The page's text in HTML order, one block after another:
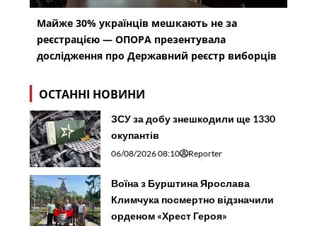
Майже 30% українців мешкають не за
реєстрацією — ОПОРА презентувала
дослідження про Державний реєстр виборців
ОСТАННІ НОВИНИ
ЗСУ за добу знешкодили ще 1330
окупантів
06/08/2026 08:10 Reporter
Воїна з Бурштина Ярослава
Климчука посмертно відзначили
орденом «Хрест Героя»